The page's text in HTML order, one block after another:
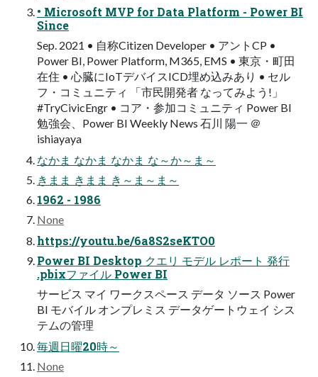
• Microsoft MVP for Data Platform - Power BI
Since
Sep. 2021 • 自称Citizen Developer • アントCP •
Power BI, Power Platform, M365, EMS • 東京・町田
在住 • 心臓にIoTデバイスICD埋め込みあり • セル
フ・コミュニティ 「市民開発者 なってみよう!」
#TryCivicEngr • コア・参加コミュニティ Power BI
勉強会、Power BI Weekly News 石川 陽一 ＠
ishiayaya
なかま なかま なかま な～か～ま～
きまま きまま き～ま～ま～
1962 - 1986
None
https://youtu.be/6a8S2seKTO0
Power BI Desktop クエリ モデル レポート 発行
.pbixファイル Power BI
サービス マイ ワークスペース データ ソース Power
BI モバイル オンプレミス データゲートウェイ シス
テムの管理
毎週日曜20時～
None